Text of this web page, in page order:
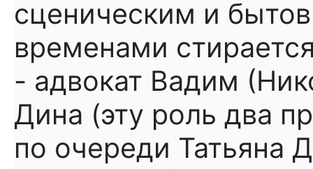
сценическим и
временами
- адвокат Вадим
Дина (эту роль два
по очереди Татьяна